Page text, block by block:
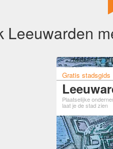
Leeuwarden
Gratis stadsgids
Plaatselijke
laat je de stad zien